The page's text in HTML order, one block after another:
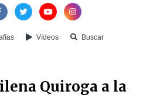
Vídeos Buscar
Quiroga a la